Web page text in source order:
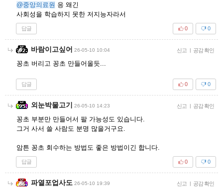
@중앙의료원 응 왜긴
사회성을 학습하지 못한 저지능자라서
답글 0
0
바람이고싶어 26-05-10 10:04 신고 | 공감 확인
꽁초 버리고 꽁초 만들어올듯...
답글 0
0
외눈박물고기 26-05-10 14:23 신고 | 공감 확인
꽁초 부분만 만들어서 팔 가능성도 있습니다.
그거 사서 쓸 사람도 분명 많을거구요.
암튼 꽁초 회수하는 방법도 좋은 방법이긴 합니다.
답글 0
0
파열포업사도 26-05-10 19:39 신고 | 공감 확인